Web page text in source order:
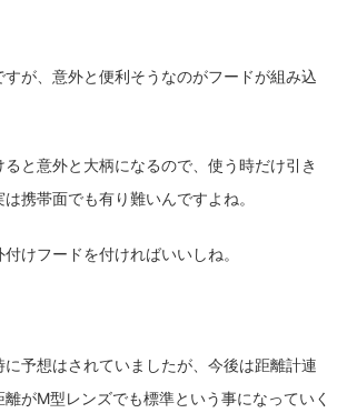
が、意外と便利そうなのがフードが組み込
と意外と大柄になるので、使う時だけ引き
携帯面でも有り難いんですよね。
けフードを付ければいいしね。
予想はされていましたが、今後は距離計連
がM型レンズでも標準という事になっていく